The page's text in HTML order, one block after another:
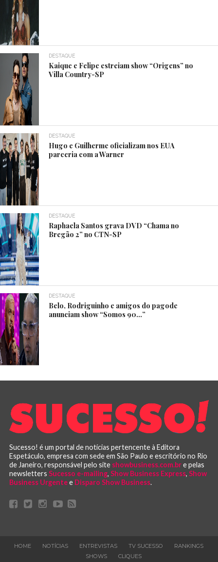
DESTAQUE
Kaique e Felipe estreiam show “Origens” no
Villa Country-SP
DESTAQUE
Hugo e Guilherme oficializam nos EUA
parceria com a Warner
DESTAQUE
Raphaela Santos grava DVD “Chama no
Bregão 2” no CTN-SP
DESTAQUE
Belo, Rodriguinho e amigos do pagode
anunciam show “Somos 90…”
Sucesso! é um portal de notícias pertencente à Editora
Espetáculo, empresa com sede em São Paulo e escritório no Rio
de Janeiro, responsável pelo site showbusiness.com.bre pelas
newsletters Sucesso e-mailing, Show Business Express, Show
Business Urgentee Disparo Show Business.
HOME NOTÍCIAS ENTREVISTAS TV SUCESSO
RANKINGS
SHOWS
CLIQUES